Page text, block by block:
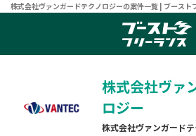
株式会社ヴァンガードテクノ
株式会社ヴァ
ロジー
株式会社ヴァンガード